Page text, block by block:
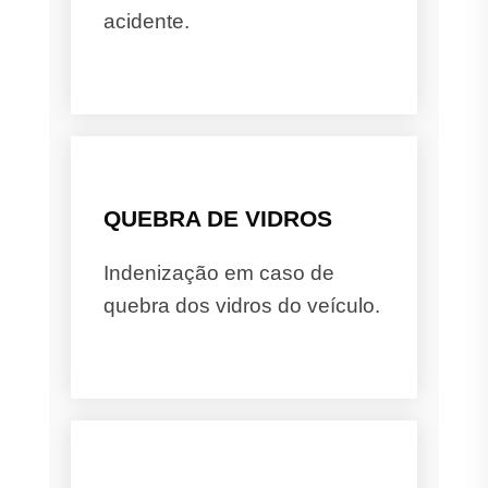
acidente.
QUEBRA DE VIDROS
Indenização em caso de
quebra dos vidros do veículo.